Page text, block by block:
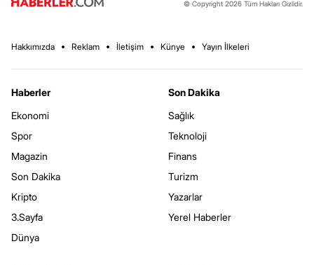
© Copyright 2026 Tüm Hakları Gizlidir.
Hakkımızda Reklam İletişim Künye Yayın İlkeleri
Haberler
Ekonomi
Spor
Magazin
Son Dakika
Kripto
3.Sayfa
Dünya
Son Dakika
Sağlık
Teknoloji
Finans
Turizm
Yazarlar
Yerel Haberler